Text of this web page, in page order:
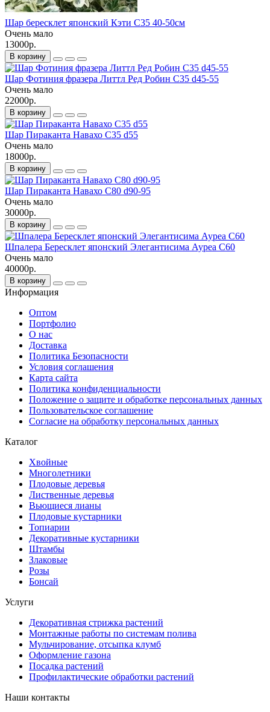
Шар бересклет японский Кэти С35 40-50см
Очень мало
13000р.
В корзину
Шар Фотиния фразера Литтл Ред Робин С35 d45-55
Очень мало
22000р.
В корзину
Шар Пираканта Навахо С35 d55
Очень мало
18000р.
В корзину
Шар Пираканта Навахо С80 d90-95
Очень мало
30000р.
В корзину
Шпалера Бересклет японский Элегантисима Ауреа С60
Очень мало
40000р.
В корзину
Информация
Оптом
Портфолио
О нас
Доставка
Политика Безопасности
Условия соглашения
Карта сайта
Политика конфиденциальности
Положение о защите и обработке персональных данных
Пользовательское соглашение
Согласие на обработку персональных данных
Каталог
Хвойные
Многолетники
Плодовые деревья
Лиственные деревья
Вьющиеся лианы
Плодовые кустарники
Топиарии
Декоративные кустарники
Штамбы
Злаковые
Розы
Бонсай
Услуги
Декоративная стрижка растений
Монтажные работы по системам полива
Мульчирование, отсыпка клумб
Оформление газона
Посадка растений
Профилактические обработки растений
Наши контакты